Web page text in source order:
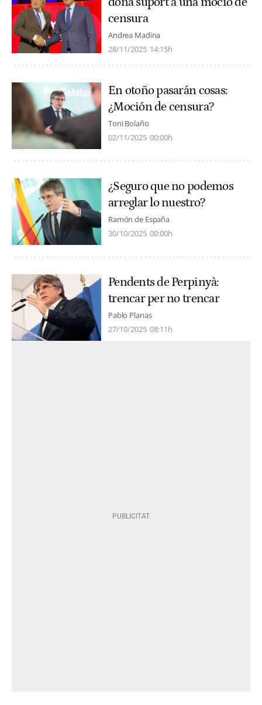
censura
Andrea Madina
28/11/2025 14:15h
En otoño pasarán cosas:
¿Moción de censura?
Toni Bolaño
02/11/2025 00:00h
¿Seguro que no podemos
arreglar lo nuestro?
Ramón de España
30/10/2025 00:00h
Pendents de Perpinyà:
trencar per no trencar
Pablo Planas
27/10/2025 08:11h